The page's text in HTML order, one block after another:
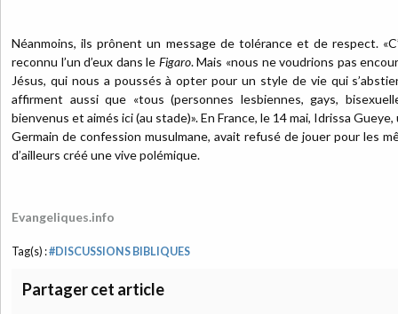
Néanmoins, ils prônent un message de tolérance et de respect.
reconnu l’un d’eux dans le Figaro. Mais «nous ne voudrions pas
Jésus, qui nous a poussés à opter pour un style de vie qui
affirment aussi que «tous (personnes lesbiennes, gays,
bienvenus et aimés ici (au stade)». En France, le 14 mai, Idrissa
Germain de confession musulmane, avait refusé de jouer pour les
d’ailleurs créé une vive polémique.
Evangeliques.info
Tag(s) :#DISCUSSIONS BIBLIQUES
Partager cet article